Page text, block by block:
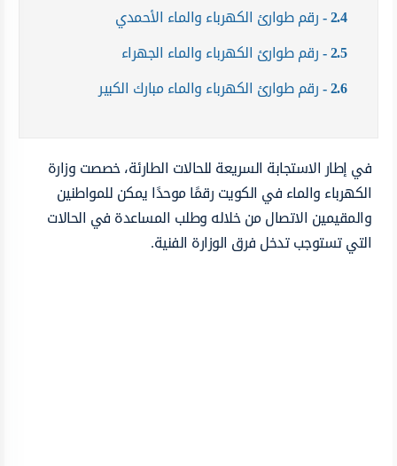
2.4 رقم طوارئ الكهرباء والماء الأحمدي
2.5 رقم طوارئ الكهرباء والماء الجهراء
2.6 رقم طوارئ الكهرباء والماء مبارك الكبير
في إطار الاستجابة السريعة للحالات الطارئة، خصصت وزارة
الكهرباء والماء في الكويت رقمًا موحدًا يمكن للمواطنين
والمقيمين الاتصال من خلاله وطلب المساعدة في الحالات
التي تستوجب تدخل فرق الوزارة الفنية.